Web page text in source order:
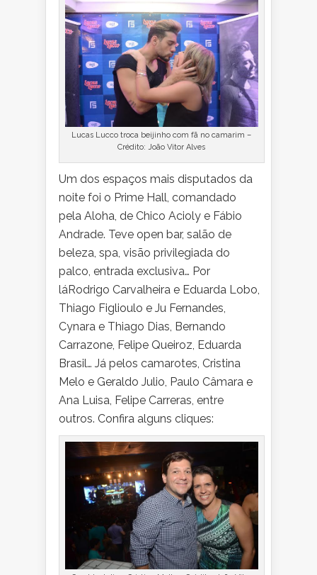
Lucas Lucco troca beijinho com fã no camarim –
Crédito: João Vitor Alves
Um dos espaços mais disputados da
noite foi o Prime Hall, comandado
pela Aloha, de Chico Acioly e Fábio
Andrade. Teve open bar, salão de
beleza, spa, visão privilegiada do
palco, entrada exclusiva… Por
láRodrigo Carvalheira e Eduarda Lobo,
Thiago Figlioulo e Ju Fernandes,
Cynara e Thiago Dias, Bernando
Carrazone, Felipe Queiroz, Eduarda
Brasil… Já pelos camarotes, Cristina
Melo e Geraldo Julio, Paulo Câmara e
Ana Luisa, Felipe Carreras, entre
outros. Confira alguns cliques: